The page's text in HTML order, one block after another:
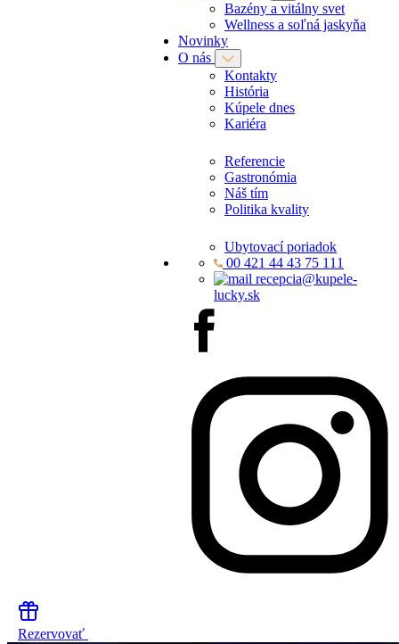
Bazény a vitálny svet
Wellness a soľná jaskyňa
Novinky
O nás
Kontakty
História
Kúpele dnes
Kariéra
Referencie
Gastronómia
Náš tím
Politika kvality
Ubytovací poriadok
00 421 44 43 75 111
recepcia@kupele-
lucky.sk
Rezervovať